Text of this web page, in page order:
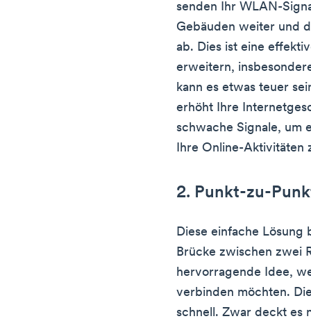
senden Ihr WLAN-
Gebäuden weiter und
ab. Dies ist eine
erweitern,
kann es etwas teuer
erhöht Ihre
schwache Signale, um
Ihre Online-Aktivitäten
2. Punkt-zu-
Diese einfache Lösung
Brücke zwischen zwei
hervorragende Idee,
verbinden möchten.
schnell. Zwar deckt es